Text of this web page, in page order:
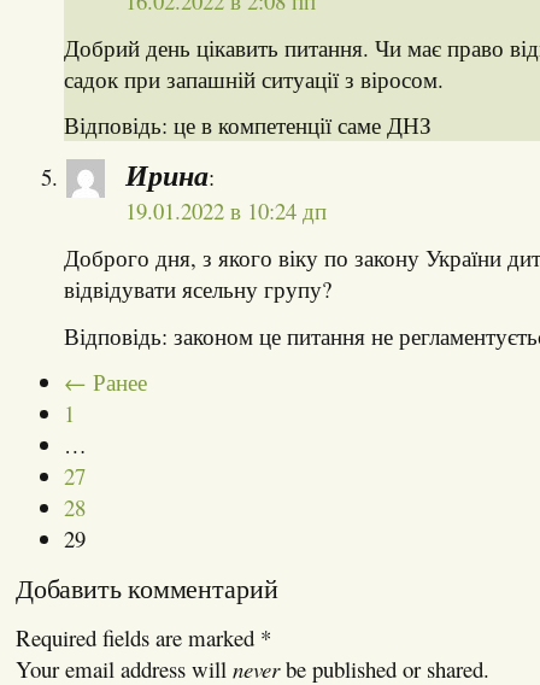
Добрий день цікавить питання. Чи має право
садок при запашній ситуації з віросом.
Відповідь: це в компетенції саме ДНЗ
Ирина:
19.01.2022 в 10:24 дп
Доброго дня, з якого віку по закону України
відвідувати ясельну групу?
Відповідь: законом це питання не
← Ранее
1
…
27
28
29
Добавить комментарий
Required fields are marked *
Your email address will neverbe published or shared.